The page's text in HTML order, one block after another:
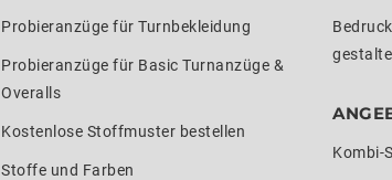
Probieranzüge für Turnbekleidung
Probieranzüge für Basic Turnanzüge &
Overalls
Kostenlose Stoffmuster bestellen
Stoffe und Farben
Kombi-